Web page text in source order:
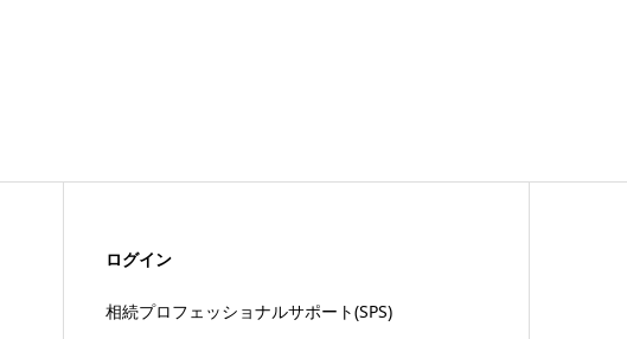
ログイン
相続プロフェッショナルサポート(SPS)